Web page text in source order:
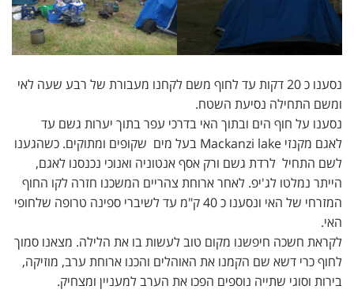
נסענו כ 20 דקות עד לחוף משם לקחנו מעבורת של רבע שעה לאי
ומשם התחילה נסיעת השטח.
נסענו על חוף הים ובתוך האי בדרכי עפר בתוך יערות גשם עד
לאגם מקנזי Mackanzi lake בעל מים שקופים ומתוקים. כשהגענו
לשם התחיל לרדת גשם ורק אסף אנטוניה ואנוכי נכנסנו לאגם,
הייתר נמלטו לג'יפ. לאחר ארוחת צהריים המשכנו חזרה לקו החוף
המזרחי של האי ונסענו כ 40 ק"מ עד לשיברי ספינה טרופה שלחופי
האי.
לקראת חשכה חיפשנו מקום טוב לעשות בו את הלילה. מצאנו סמוך
לחוף כרי דשא שם הקמנו את האוהלים והכנו ארוחת ערב, מוזיקה,
בירות וסוגי שתייה נוספים הפכו את הערב למעניין ומצחיק.